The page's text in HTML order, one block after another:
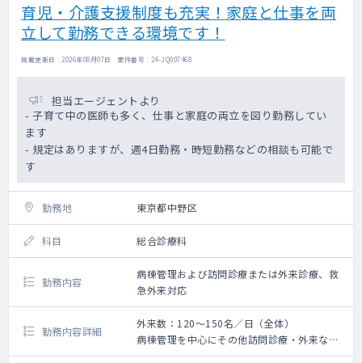
育児・介護支援制度も充実！家庭と仕事を両
立して勤務できる環境です！
掲載更新日 : 2026年08月07日 案件番号 : 24-JQ007468
担当エージェントより
- 子育て中の医師も多く、仕事と家庭の両立を図り勤務してい
ます
- 規定はありますが、週4日勤務・時短勤務などの相談も可能で
す
勤務地 東京都中野区
科目 総合診療科
勤務内容
病棟管理および訪問診療または外来診療、救
急外来対応
勤務内容詳細
外来数：120～150名／日（全体）
病棟管理を中心にその他訪問診療・外来など
に従事していただきます。